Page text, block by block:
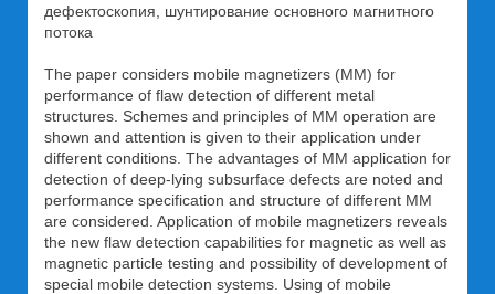
дефектоскопия, шунтирование основного магнитного
потока
The paper considers mobile magnetizers (MM) for
performance of flaw detection of different metal
structures. Schemes and principles of MM operation are
shown and attention is given to their application under
different conditions. The advantages of MM application for
detection of deep-lying subsurface defects are noted and
performance specification and structure of different MM
are considered. Application of mobile magnetizers reveals
the new flaw detection capabilities for magnetic as well as
magnetic particle testing and possibility of development of
special mobile detection systems. Using of mobile